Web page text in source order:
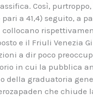
Così,
a 41,4) seguito, a
e il Friuli Venezia
a dir poco
in cui la pubblica
della graduatoria
che chiude